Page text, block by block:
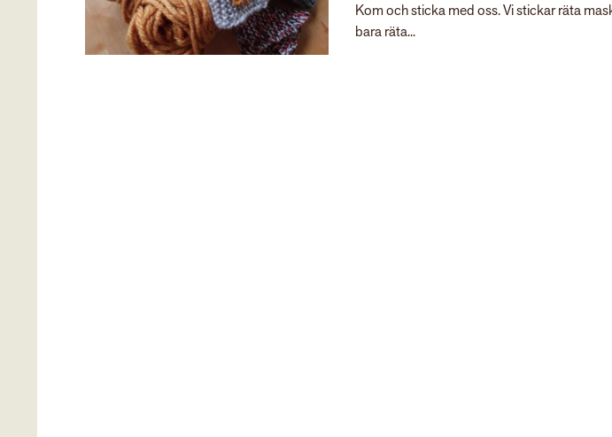
Kom och sticka med oss. Vi stickar räta
bara räta...